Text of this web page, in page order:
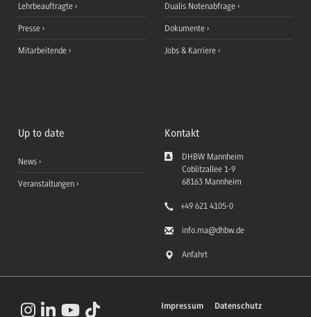
Lehrbeauftragte
Presse
Mitarbeitende
Dualis Notenabfrage
Dokumente
Jobs & Karriere
Up to date
News
Veranstaltungen
Kontakt
DHBW Mannheim
Coblitzallee 1-9
68163 Mannheim
+49 621 4105-0
info.ma@dhbw.de
Anfahrt
Impressum Datenschutz